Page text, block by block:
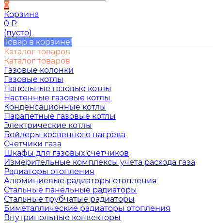
0
Корзина
0 ₽
(пусто)
Товар в корзине!
Каталог товаров
Каталог товаров
Газовые колонки
Газовые котлы
Напольные газовые котлы
Настенные газовые котлы
Конденсационные котлы
Парапетные газовые котлы
Электрические котлы
Бойлеры косвенного нагрева
Счетчики газа
Шкафы для газовых счетчиков
Измерительные комплексы учета расхода газа
Радиаторы отопления
Алюминиевые радиаторы отопления
Стальные панельные радиаторы
Стальные трубчатые радиаторы
Биметаллические радиаторы отопления
Внутрипольные конвекторы